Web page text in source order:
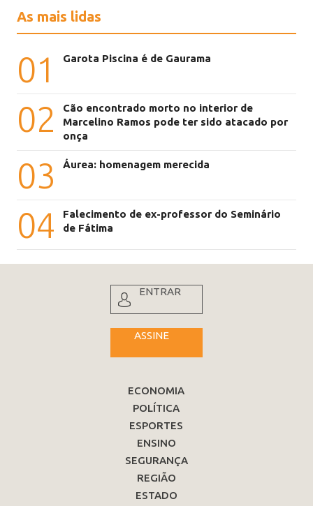
As mais lidas
01 Garota Piscina é de Gaurama
02
Cão encontrado morto no interior de
Marcelino Ramos pode ter sido atacado por
onça
03 Áurea: homenagem merecida
04
Falecimento de ex-professor do Seminário
de Fátima
ENTRAR
ASSINE
ECONOMIA
POLÍTICA
ESPORTES
ENSINO
SEGURANÇA
REGIÃO
ESTADO